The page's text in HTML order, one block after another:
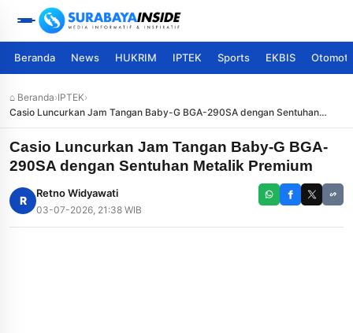
Beranda News HUKRIM IPTEK Sports EKBIS
⌂ Beranda›IPTEK›
Casio Luncurkan Jam Tangan Baby-G BGA-290SA dengan Sentuhan
Metalik Premium
Casio Luncurkan Jam Tangan Baby-G BGA-
290SA dengan Sentuhan Metalik Premium
R
Retno Widyawati
03-07-2026, 21:38 WIB